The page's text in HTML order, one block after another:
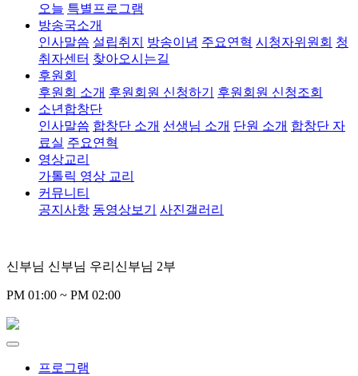
오늘 특별프로그램
방송국소개
인사말씀 설립취지 방송이념 주요연혁 시청자위원회 청
취자센터 찾아오시는길
후원회
후원회 소개 후원회원 신청하기
후원회원 신청조회
소년합창단
인사말씀 합창단 소개 선생님 소개 단원 소개 합창단 자
료실 주요연혁
영상교리
가톨릭 영상 교리
커뮤니티
공지사항 동영상보기 사진갤러리
신부님 신부님 우리신부님 2부
PM 01:00 ~ PM 02:00
프로그램